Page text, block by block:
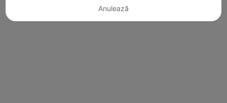
Anulează